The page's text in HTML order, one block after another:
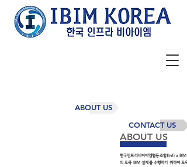
ABOUT US
CONTACT US
ABOUT US
한국인프라비아이엠협동조합(Infra
의 토목 BIM 설계를 수행하기 위하여 토